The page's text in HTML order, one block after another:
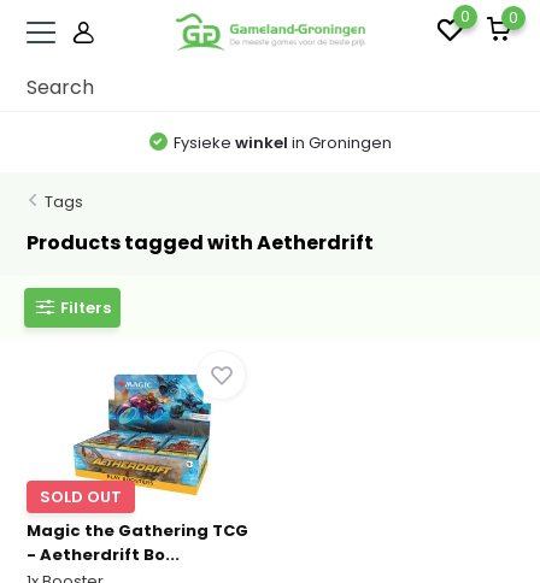
0 0
Fysieke winkel in Groningen
Tags
Products tagged with Aetherdrift
Filters
SOLD OUT
Magic the Gathering TCG
- Aetherdrift Bo...